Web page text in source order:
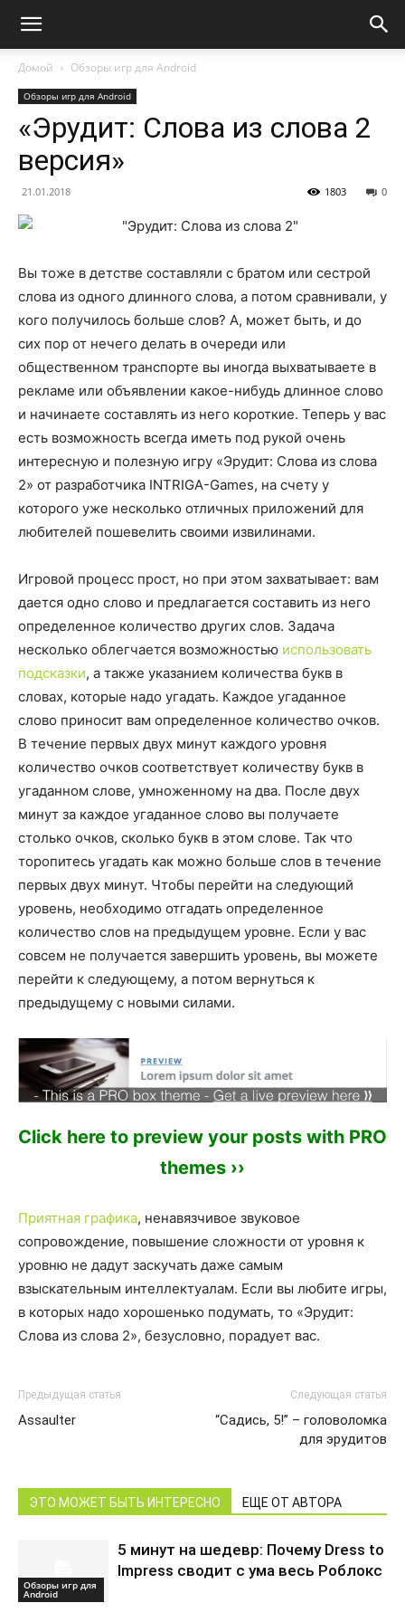
Домой Обзоры игр для Android
Обзоры игр для Android
«Эрудит: Слова из слова 2
версия»
21.01.2018 0
1803
Вы тоже в детстве составляли с братом или сестрой
слова из одного длинного слова, а потом сравнивали, у
кого получилось больше слов? А, может быть, и до
сих пор от нечего делать в очереди или
общественном транспорте вы иногда выхватываете в
рекламе или объявлении какое-нибудь длинное слово
и начинаете составлять из него короткие. Теперь у вас
есть возможность всегда иметь под рукой очень
интересную и полезную игру «Эрудит: Слова из слова
2» от разработчика INTRIGA-Games, на счету у
которого уже несколько отличных приложений для
любителей пошевелить своими извилинами.
Игровой процесс прост, но при этом захватывает: вам
дается одно слово и предлагается составить из него
определенное количество других слов. Задача
несколько облегчается возможностью использовать
подсказки, а также указанием количества букв в
словах, которые надо угадать. Каждое угаданное
слово приносит вам определенное количество очков.
В течение первых двух минут каждого уровня
количество очков соответствует количеству букв в
угаданном слове, умноженному на два. После двух
минут за каждое угаданное слово вы получаете
столько очков, сколько букв в этом слове. Так что
торопитесь угадать как можно больше слов в течение
первых двух минут. Чтобы перейти на следующий
уровень, необходимо отгадать определенное
количество слов на предыдущем уровне. Если у вас
совсем не получается завершить уровень, вы можете
перейти к следующему, а потом вернуться к
предыдущему с новыми силами.
Click here to preview your posts with PRO
themes ››
Приятная графика, ненавязчивое звуковое
сопровождение, повышение сложности от уровня к
уровню не дадут заскучать даже самым
взыскательным интеллектуалам. Если вы любите игры,
в которых надо хорошенько подумать, то «Эрудит:
Слова из слова 2», безусловно, порадует вас.
Предыдущая статья
Assaulter
Следующая статья
“Садись, 5!” – головоломка
для эрудитов
ЭТО МОЖЕТ БЫТЬ ИНТЕРЕСНО ЕЩЕ ОТ АВТОРА
Обзоры игр для
Android
5 минут на шедевр: Почему Dress to
Impress сводит с ума весь Роблокс